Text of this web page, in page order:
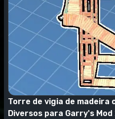
Torre de vigia de madeira
Diversos para Garry's Mod